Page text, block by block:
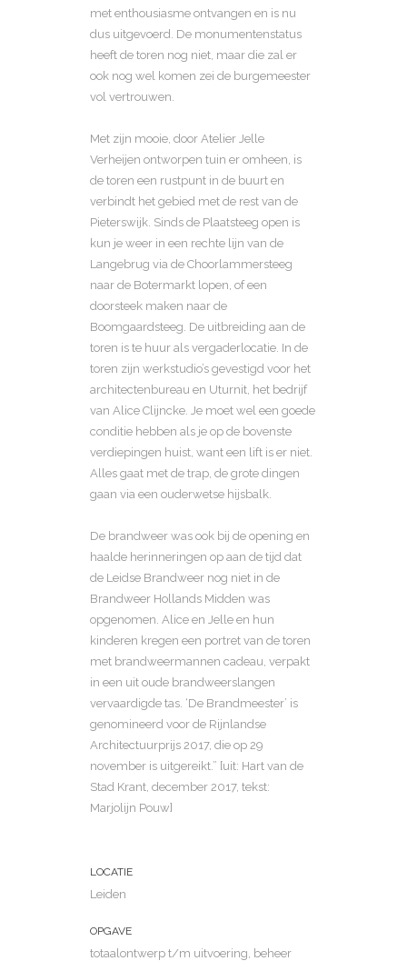
met enthousiasme ontvangen en is nu
dus uitgevoerd. De monumentenstatus
heeft de toren nog niet, maar die zal er
ook nog wel komen zei de burgemeester
vol vertrouwen.
Met zijn mooie, door Atelier Jelle
Verheijen ontworpen tuin er omheen, is
de toren een rustpunt in de buurt en
verbindt het gebied met de rest van de
Pieterswijk. Sinds de Plaatsteeg open is
kun je weer in een rechte lijn van de
Langebrug via de Choorlammersteeg
naar de Botermarkt lopen, of een
doorsteek maken naar de
Boomgaardsteeg. De uitbreiding aan de
toren is te huur als vergaderlocatie. In de
toren zijn werkstudio’s gevestigd voor het
architectenbureau en Uturnit, het bedrijf
van Alice Clijncke. Je moet wel een goede
conditie hebben als je op de bovenste
verdiepingen huist, want een lift is er niet.
Alles gaat met de trap, de grote dingen
gaan via een ouderwetse hijsbalk.
De brandweer was ook bij de opening en
haalde herinneringen op aan de tijd dat
de Leidse Brandweer nog niet in de
Brandweer Hollands Midden was
opgenomen. Alice en Jelle en hun
kinderen kregen een portret van de toren
met brandweermannen cadeau, verpakt
in een uit oude brandweerslangen
vervaardigde tas. ‘De Brandmeester’ is
genomineerd voor de Rijnlandse
Architectuurprijs 2017, die op 29
november is uitgereikt.” [uit: Hart van de
Stad Krant, december 2017, tekst:
Marjolijn Pouw]
LOCATIE
Leiden
OPGAVE
totaalontwerp t/m uitvoering, beheer